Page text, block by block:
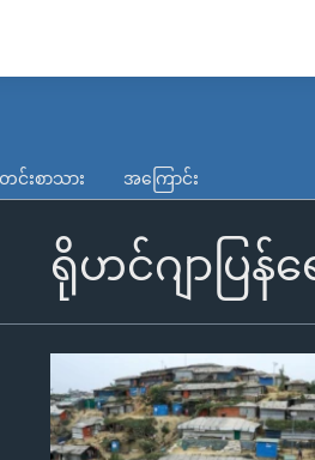
င်းစာသား အကြောင်း
ရိုဟင်ဂျာပ